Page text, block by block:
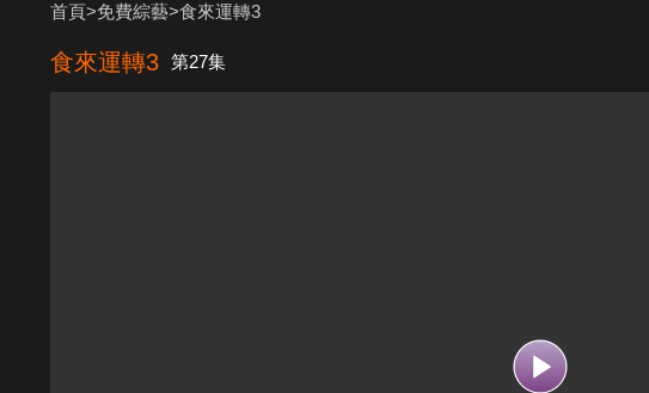
首頁>免費綜藝>食來運轉3
食來運轉3 第27集